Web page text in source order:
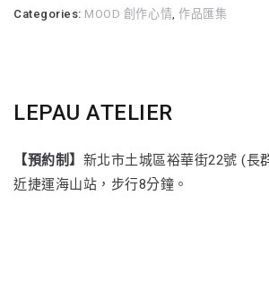
Categories: MOOD 創作心情,作品匯集
LEPAU ATELIER
【預約制】 新北市土城區裕華街22號 (長
近捷運海山站，步行8分鐘。